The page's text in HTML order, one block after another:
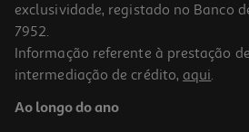
Cesto Roupa Suja Cinza Actuel Plástico
14.99 €/un
exclusividade, registado no Banco
7952.
Informação referente à prestação
intermediação de crédito, aqui.
Ao longo do ano